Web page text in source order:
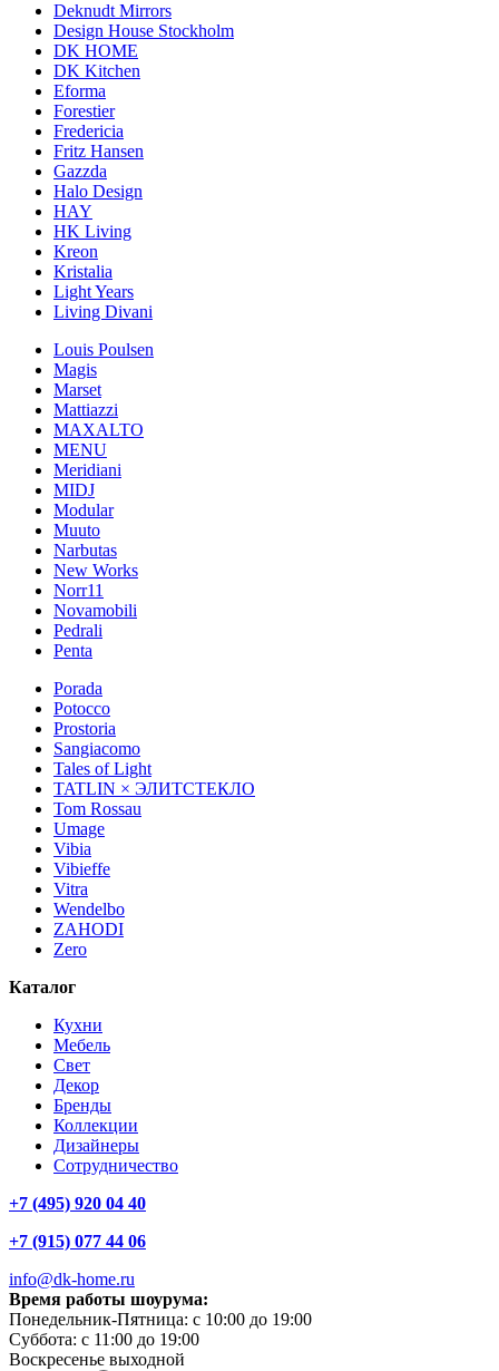
Deknudt Mirrors
Design House Stockholm
DK HOME
DK Kitchen
Eforma
Forestier
Fredericia
Fritz Hansen
Gazzda
Halo Design
HAY
HK Living
Kreon
Kristalia
Light Years
Living Divani
Louis Poulsen
Magis
Marset
Mattiazzi
MAXALTO
MENU
Meridiani
MIDJ
Modular
Muuto
Narbutas
New Works
Norr11
Novamobili
Pedrali
Penta
Porada
Potocco
Prostoria
Sangiacomo
Tales of Light
TATLIN × ЭЛИТСТЕКЛО
Tom Rossau
Umage
Vibia
Vibieffe
Vitra
Wendelbo
ZAHODI
Zero
Каталог
Кухни
Мебель
Свет
Декор
Бренды
Коллекции
Дизайнеры
Сотрудничество
+7 (495) 920 04 40
+7 (915) 077 44 06
info@dk-home.ru
Время работы шоурума:
Понедельник-Пятница: c 10:00 до 19:00
Суббота: c 11:00 до 19:00
Воскресенье выходной